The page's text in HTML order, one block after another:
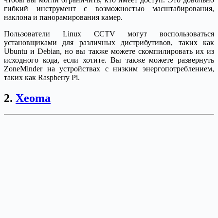
гибкий инструмент с возможностью масштабирования,
наклона и панорамирования камер.
Пользователи Linux CCTV могут воспользоваться
установщиками для различных дистрибутивов, таких как
Ubuntu и Debian, но вы также можете скомпилировать их из
исходного кода, если хотите. Вы также можете развернуть
ZoneMinder на устройствах с низким энергопотреблением,
таких как Raspberry Pi.
2. Xeoma